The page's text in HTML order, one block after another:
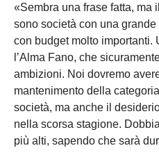
«Sembra una frase fatta,
sono società con una
con budget molto importanti.
l’Alma Fano, che
ambizioni. Noi dovremo
mantenimento della
società, ma anche il
nella scorsa stagione.
più alti, sapendo che sarà